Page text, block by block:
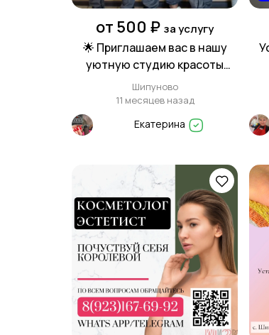
от 500 ₽ за услугу
🌟 Приглашаем вас в нашу
уютную студию красоты
"Особа"! 🌟
Шипуново
11 месяцев назад
Екатерина